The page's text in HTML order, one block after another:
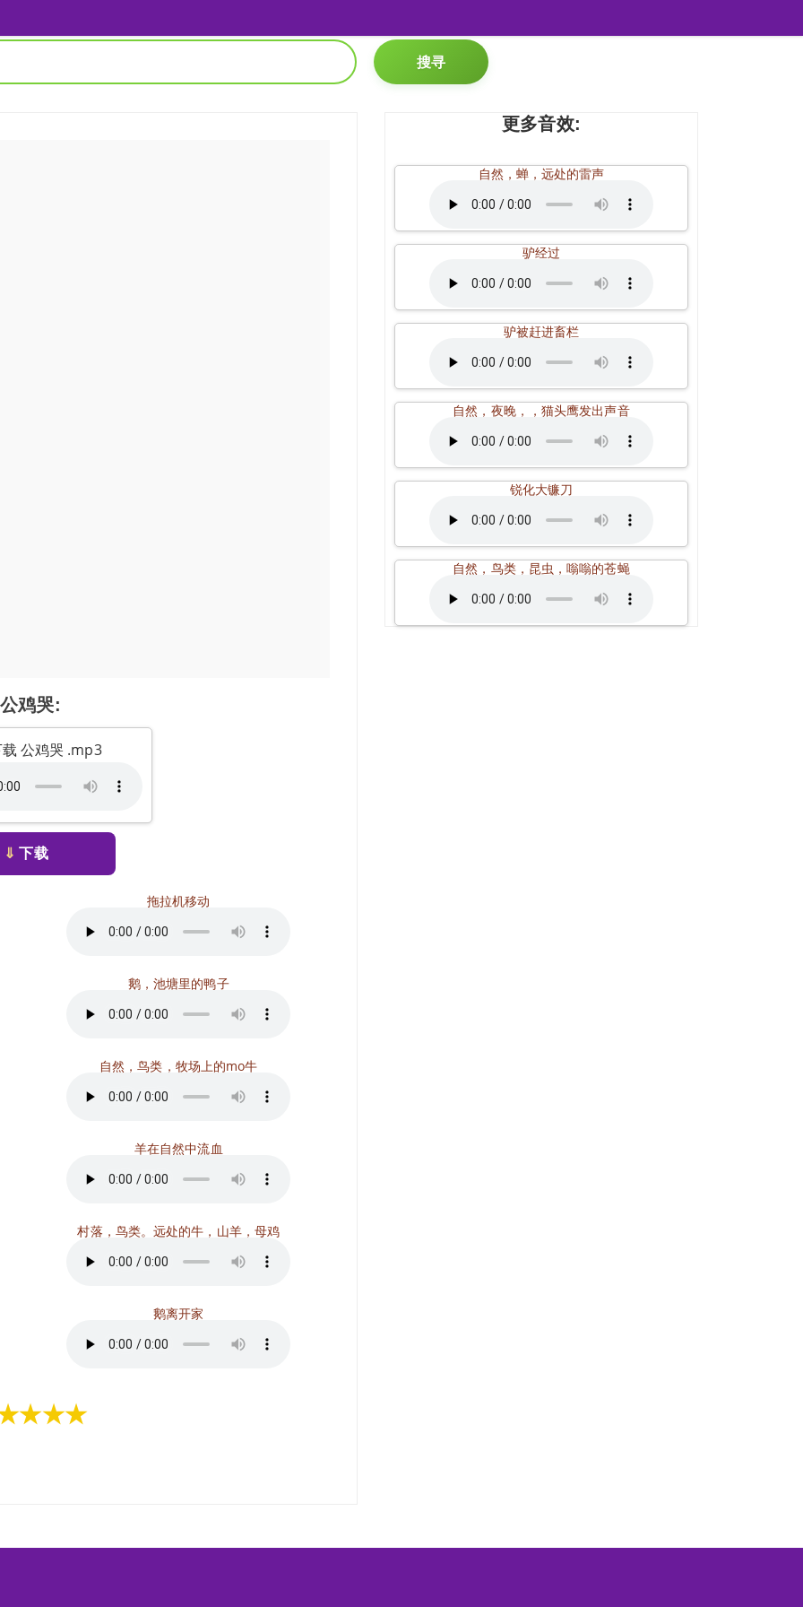
搜寻
公鸡哭:
公鸡哭 .mp3
⇓ 下载
拖拉机移动
鹅，池塘里的鸭子
自然，鸟类，牧场上的mo牛
羊在自然中流血
村落，鸟类。远处的牛，山羊，母鸡
鹅离开家
更多音效:
自然，蝉，远处的雷声
驴经过
驴被赶进畜栏
自然，夜晚，，猫头鹰发出声音
锐化大镰刀
自然，鸟类，昆虫，嗡嗡的苍蝇